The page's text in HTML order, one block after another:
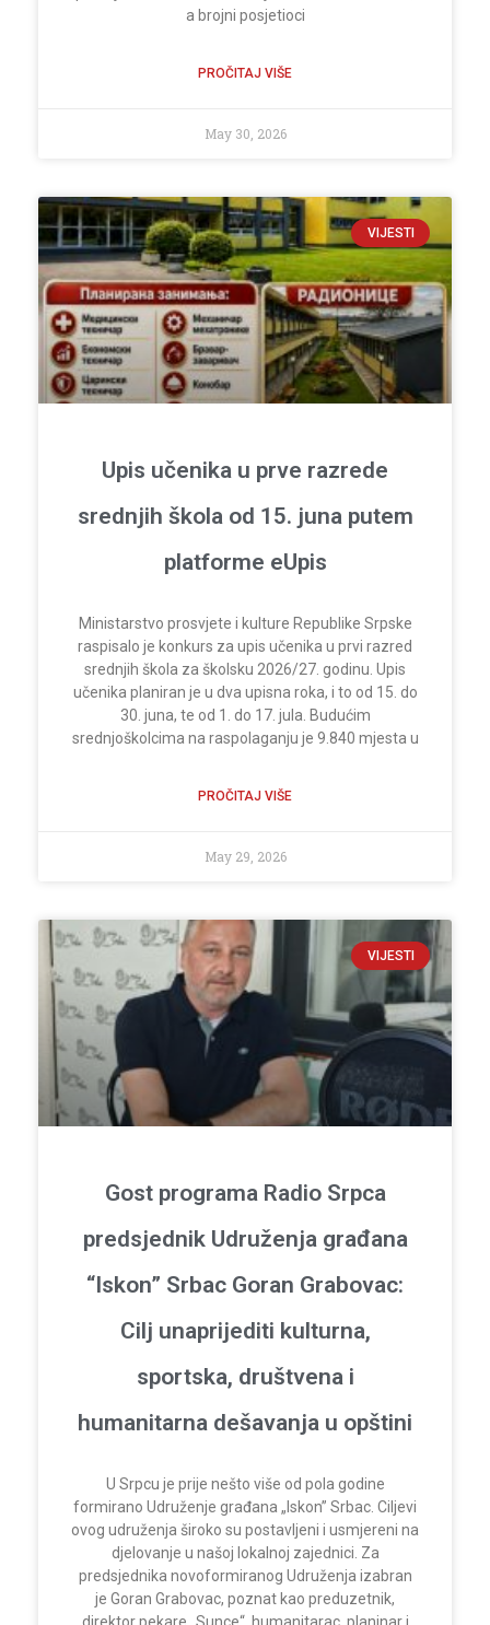
a brojni posjetioci
PROČITAJ VIŠE
May 30, 2026
VIJESTI
Upis učenika u prve razrede
srednjih škola od 15. juna putem
platforme eUpis
Ministarstvo prosvjete i kulture Republike Srpske
raspisalo je konkurs za upis učenika u prvi razred
srednjih škola za školsku 2026/27. godinu. Upis
učenika planiran je u dva upisna roka, i to od 15. do
30. juna, te od 1. do 17. jula. Budućim
srednjoškolcima na raspolaganju je 9.840 mjesta u
PROČITAJ VIŠE
May 29, 2026
VIJESTI
Gost programa Radio Srpca
predsjednik Udruženja građana
“Iskon” Srbac Goran Grabovac:
Cilj unaprijediti kulturna,
sportska, društvena i
humanitarna dešavanja u opštini
U Srpcu je prije nešto više od pola godine
formirano Udruženje građana „Iskon” Srbac. Ciljevi
ovog udruženja široko su postavljeni i usmjereni na
djelovanje u našoj lokalnoj zajednici. Za
predsjednika novoformiranog Udruženja izabran
je Goran Grabovac, poznat kao preduzetnik,